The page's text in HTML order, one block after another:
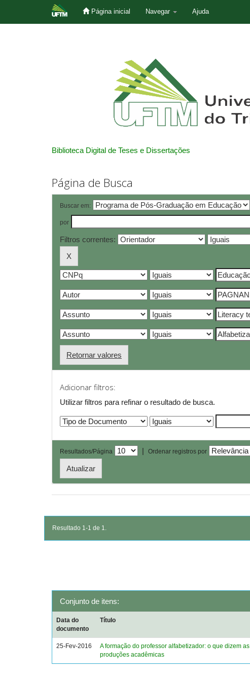
Página inicial Navegar Ajuda
Biblioteca Digital de Teses e Dissertações
Página de Busca
Buscar em:
por
Filtros correntes:
Retornar valores
Adicionar filtros:
Utilizar filtros para refinar o resultado de busca.
Resultados/Página | Ordenar registros por
Resultado 1-1 de 1.
Conjunto de itens:
Data do
documento
Título
25-Fev-2016
A formação do professor alfabetizador: o que dizem as
produções acadêmicas